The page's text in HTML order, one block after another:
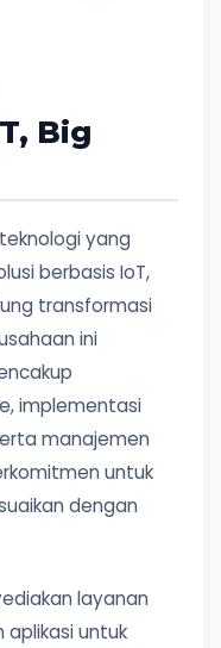
Big
yang
berbasis IoT,
transformasi
ini
implementasi
manajemen
untuk
dengan
layanan
untuk